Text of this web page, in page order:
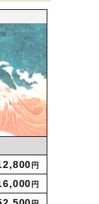
円
円